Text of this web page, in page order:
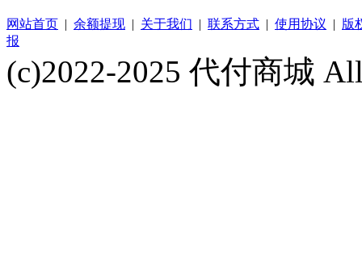
网站首页 | 余额提现 | 关于我们 | 联系方式 | 使用协议 | 版
报
(c)2022-2025 代付商城